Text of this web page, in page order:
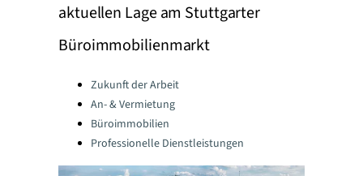
aktuellen Lage am Stuttgarter
Büroimmobilienmarkt
Categories:Zukunft der Arbeit
An- & Vermietung
Büroimmobilien
Professionelle Dienstleistungen